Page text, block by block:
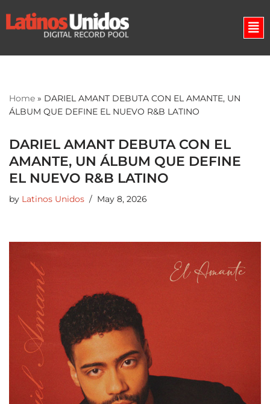
Skip
Home » DARIEL AMANT DEBUTA CON EL AMANTE, UN
ÁLBUM QUE DEFINE EL NUEVO R&B LATINO
DARIEL AMANT DEBUTA CON EL
AMANTE, UN ÁLBUM QUE DEFINE
EL NUEVO R&B LATINO
by Latinos Unidos May 8, 2026